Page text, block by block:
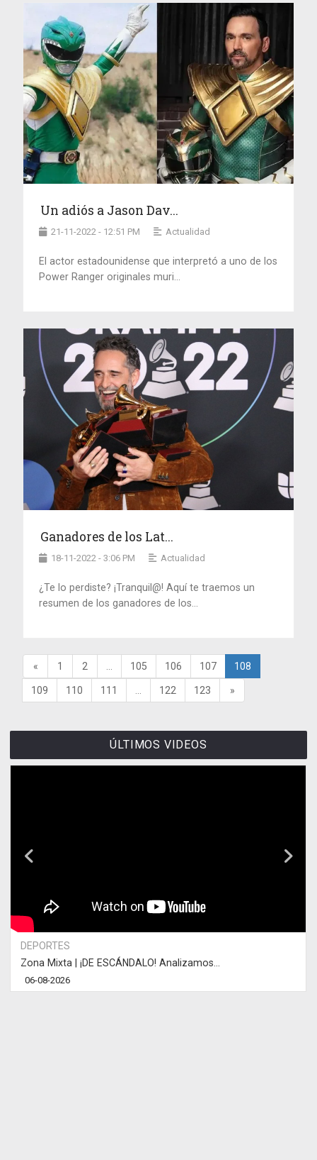
Un adiós a Jason Dav...
21-11-2022 - 12:51 PM Actualidad
El actor estadounidense que interpretó a uno de los
Power Ranger originales muri...
Ganadores de los Lat...
18-11-2022 - 3:06 PM Actualidad
¿Te lo perdiste? ¡Tranquil@! Aquí te traemos un
resumen de los ganadores de los...
« 1 2 105 106 107 108
109 110 111 122 123 »
ÚLTIMOS VIDEOS
DEPORTES
Zona Mixta | ¡DE ESCÁNDALO! Analizamos...
06-08-2026